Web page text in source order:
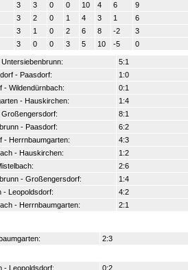
3 3 0 0 10 4 6
9
3 2 0 1 4 3 1
6
3 1 0 2 6 8 -2
3
3 0 0 3 5 10 -5 0
5:1
- Paasdorf:
1:0
- Wildendürnbach:
0:1
- Hauskirchen:
1:4
Großengersdorf:
8:1
- Paasdorf:
6:2
- Herrnbaumgarten:
4:3
- Hauskirchen:
1:2
2:6
- Großengersdorf:
1:4
- Leopoldsdorf:
4:2
- Herrnbaumgarten: 2:1
2:3
- Leopoldsdorf:
0:2